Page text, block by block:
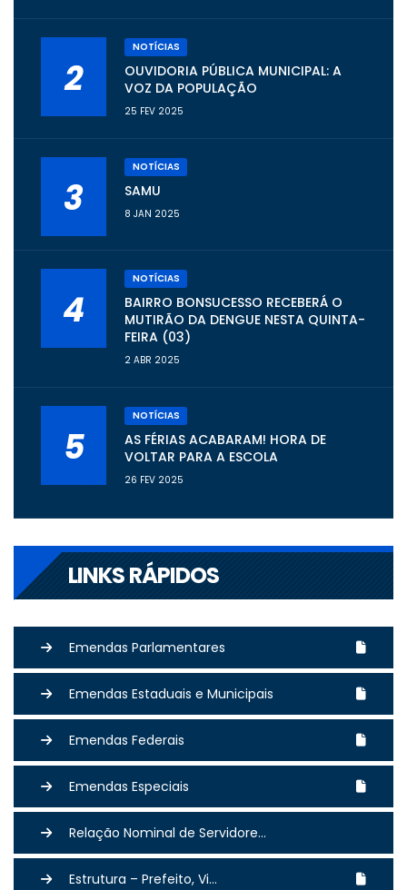
2
NOTÍCIAS
OUVIDORIA PÚBLICA MUNICIPAL: A
VOZ DA POPULAÇÃO
25 FEV 2025
3
NOTÍCIAS
SAMU
8 JAN 2025
4
NOTÍCIAS
BAIRRO BONSUCESSO RECEBERÁ O
MUTIRÃO DA DENGUE NESTA QUINTA-
FEIRA (03)
2 ABR 2025
5
NOTÍCIAS
AS FÉRIAS ACABARAM! HORA DE
VOLTAR PARA A ESCOLA
26 FEV 2025
LINKS RÁPIDOS
Emendas Parlamentares
Emendas Estaduais e Municipais
Emendas Federais
Emendas Especiais
Relação Nominal de Servidore...
Estrutura – Prefeito, Vi...